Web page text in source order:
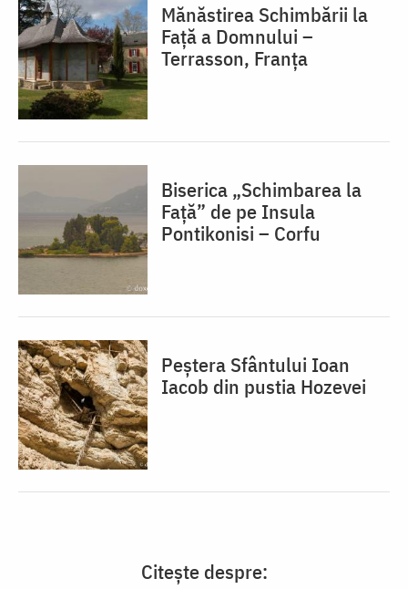
Mănăstirea Schimbării la
Față a Domnului –
Terrasson, Franţa
Biserica „Schimbarea la
Față” de pe Insula
Pontikonisi – Corfu
Peștera Sfântului Ioan
Iacob din pustia Hozevei
Citește despre: